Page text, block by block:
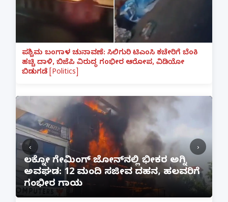
ಪಶ್ಚಿಮ ಬಂಗಾಳ ಚುನಾವಣೆ: ಸಿಲಿಗುರಿ ಟಿಎಂಸಿ ಕಚೇರಿಗೆ ಬೆಂಕಿ
ಹಚ್ಚಿ ದಾಳಿ, ಬಿಜೆಪಿ ವಿರುದ್ಧ ಗಂಭೀರ ಆರೋಪ, ವಿಡಿಯೋ
ಬಿಡುಗಡೆ [Politics]
ಲಕ್ನೋ ಗೇಮಿಂಗ್ ಜೋನ್‌ನಲ್ಲಿ ಭೀಕರ ಅಗ್ನಿ
ಅವಘಡ: 12 ಮಂದಿ ಸಜೀವ ದಹನ, ಹಲವರಿಗೆ
ಗಂಭೀರ ಗಾಯ
‹ ›